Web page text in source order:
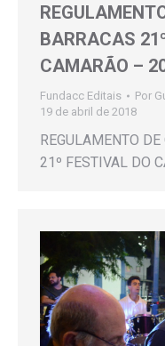
BARRACAS
CAMARÃO –
Fundacc Editais Por
19 de abril de 2018
REGULAMENTO
21º FESTIVAL DO